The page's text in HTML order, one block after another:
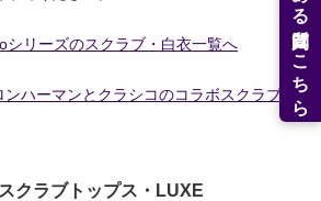
シリーズのスクラブ・白衣一覧へ
ハーマンとクラシコのコラボスクラブは
クラブトップス・LUXE